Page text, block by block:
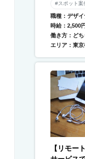
#スポット案
職種：デザイ
時給：2,500
働き方：ど
エリア：東京
【リモー